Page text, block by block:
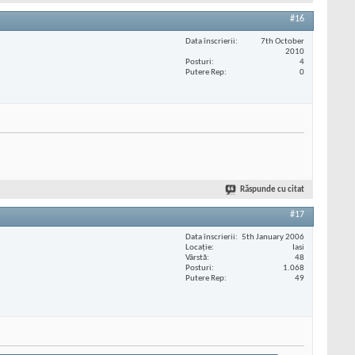
#16
Data înscrierii
7th October
2010
Posturi
4
Putere Rep
0
Răspunde cu citat
#17
Data înscrierii
5th January 2006
Locaţie
Iasi
Vârstă
48
Posturi
1.068
Putere Rep
49